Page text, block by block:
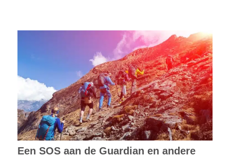
Een SOS aan de Guardian en andere